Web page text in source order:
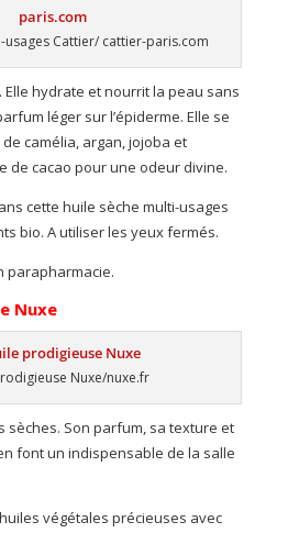
usages Cattier/ cattier-paris.com
Elle hydrate et nourrit la peau sans
léger sur l’épiderme. Elle se
camélia, argan, jojoba et
de cacao pour une odeur divine.
cette huile sèche multi-usages
bio. A utiliser les yeux fermés.
parapharmacie.
Nuxe
Nuxe/nuxe.fr
sèches. Son parfum, sa texture et
font un indispensable de la salle
végétales précieuses avec